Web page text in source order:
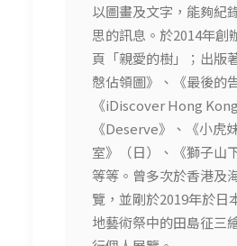
以圖畫及文字，能夠紀
思的訊息。於2014年創
頁「親愛的樹」；出版
慤佔領圖》、《最後的
《iDiscover Hong
《Deserve》、《小虎
室》（日）、《獅子山
等等。曾多次於香港及
覽，並剛於2019年於日
地藝術祭中的田島征三